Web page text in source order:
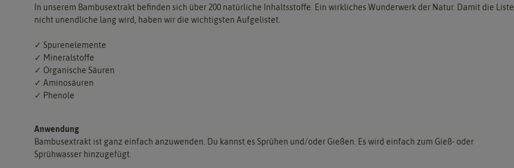
In unserem Bambusextrakt befinden sich über 200 natürliche Inhaltsstoffe. Ein wirkliches Wunderwerk der Natur. Damit die Liste
nicht unendliche lang wird, haben wir die wichtigsten Aufgelistet.
✓ Spurenelemente
✓ Mineralstoffe
✓ Organische Säuren
✓ Aminosäuren
✓ Phenole
Anwendung
Bambusextrakt ist ganz einfach anzuwenden. Du kannst es Sprühen und/oder Gießen. Es wird einfach zum Gieß- oder
Sprühwasser hinzugefügt.